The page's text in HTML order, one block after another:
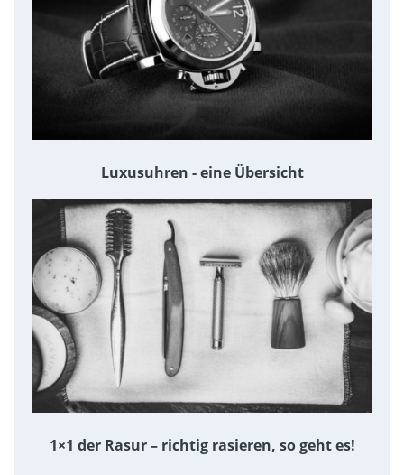
Luxusuhren - eine Übersicht
1×1 der Rasur – richtig rasieren, so geht es!